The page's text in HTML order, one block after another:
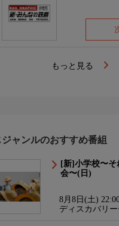
もっと見る
ジャンルのおすすめ番組
[新]小学校〜そ
会〜(日)
8月8日(土)
ディスカバリ